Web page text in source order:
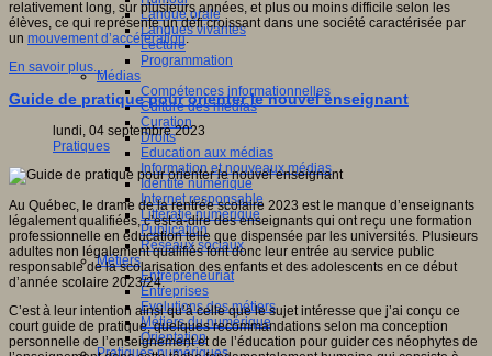
Langue orale
Langues vivantes
Lecture
Programmation
Médias
Compétences informationnelles
Culture des médias
Curation
Droits
Education aux médias
Information et nouveaux médias
Identité numérique
Internet responsable
Littératie numérique
Publication
Réseaux sociaux
Métiers
Entrepreneuriat
Entreprises
Evolutions des métiers
Métiers du numérique
Orientation
Pratiques numériques
relativement long, sur plusieurs années, et plus ou moins difficile selon les
élèves, ce qui représente un défi croissant dans une société caractérisée par
un mouvement d’accélération.
En savoir plus...
Guide de pratique pour orienter le nouvel enseignant
lundi, 04 septembre 2023
Pratiques
Au Québec, le drame de la rentrée scolaire 2023 est le manque d’enseignants
légalement qualifiées, c’est-à-dire des enseignants qui ont reçu une formation
professionnelle en éducation telle que dispensée par les universités. Plusieurs
adultes non légalement qualifiés font donc leur entrée au service public
responsable de la scolarisation des enfants et des adolescents en ce début
d’année scolaire 2023/24.
C’est à leur intention ainsi qu’à celle que le sujet intéresse que j’ai conçu ce
court guide de pratique, quelques recommandations selon ma conception
personnelle de l’enseignement et de l’éducation pour guider ces néophytes de